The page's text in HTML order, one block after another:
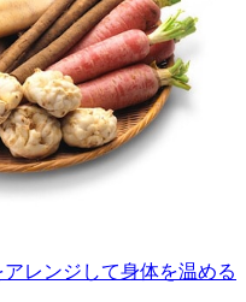
レンジして身体を温める